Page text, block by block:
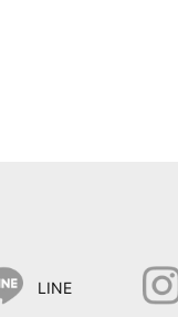
LINE